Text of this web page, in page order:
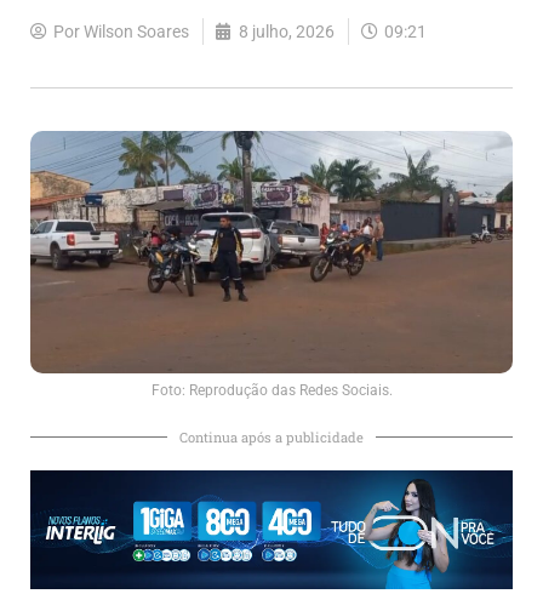
PorWilson Soares 8 julho, 2026 09:21
Foto: Reprodução das Redes Sociais.
Continua após a publicidade